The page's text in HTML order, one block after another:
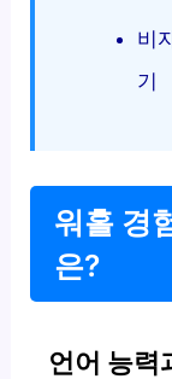
비
기
워홀 경
은?
언어 능력